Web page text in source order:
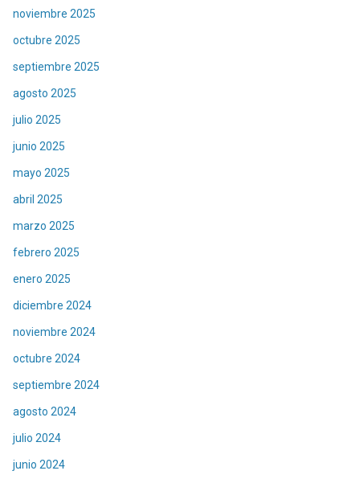
noviembre 2025
octubre 2025
septiembre 2025
agosto 2025
julio 2025
junio 2025
mayo 2025
abril 2025
marzo 2025
febrero 2025
enero 2025
diciembre 2024
noviembre 2024
octubre 2024
septiembre 2024
agosto 2024
julio 2024
junio 2024